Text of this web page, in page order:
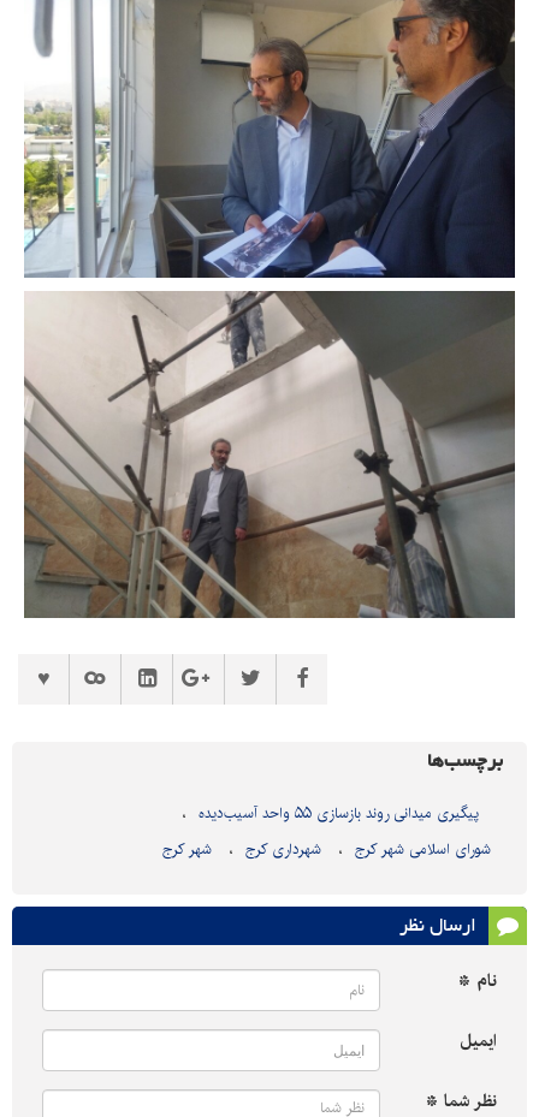
برچسب‌ها
پیگیری میدانی روند بازسازی ۵۵ واحد آسیب‌دیده
شورای اسلامی شهر کرج
شهرداری کرج شهر کرج
ارسال نظر
نام *
ایمیل
نظر شما *